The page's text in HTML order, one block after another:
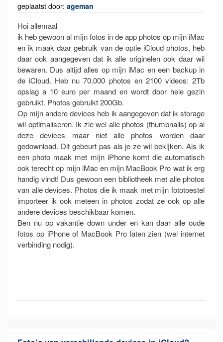
geplaatst door: ageman
Hoi allemaal
ik heb gewoon al mijn fotos in de app photos op mijn iMac
en ik maak daar gebruik van de optie iCloud photos, heb
daar ook aangegeven dat ik alle originelen ook daar wil
bewaren. Dus altijd alles op mijn iMac en een backup in
de iCloud. Heb nu 70.000 photos en 2100 videos: 2Tb
opslag a 10 euro per maand en wordt door hele gezin
gebruikt. Photos gebruikt 200Gb.
Op mijn andere devices heb ik aangegeven dat ik storage
wil optimaliseren. Ik zie wel alle photos (thumbnails) op al
deze devices maar niet alle photos worden daar
gedownload. Dit gebeurt pas als je ze wil bekijken. Als ik
een photo maak met mijn iPhone komt die automatisch
ook terecht op mijn iMac en mijn MacBook Pro wat ik erg
handig vindt! Dus gewoon een bibliotheek met alle photos
van alle devices. Photos die ik maak met mijn fototoestel
importeer ik ook meteen in photos zodat ze ook op alle
andere devices beschikbaar komen.
Ben nu op vakantie down under en kan daar alle oude
fotos op iPhone of MacBook Pro laten zien (wel internet
verbinding nodig).